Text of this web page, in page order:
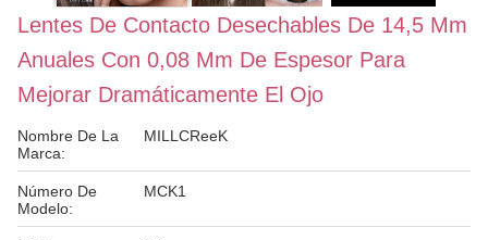
Lentes De Contacto Desechables De 14,5 Mm
Anuales Con 0,08 Mm De Espesor Para
Mejorar Dramáticamente El Ojo
Nombre De La
Marca:
MILLCReeK
Número De
Modelo:
MCK1